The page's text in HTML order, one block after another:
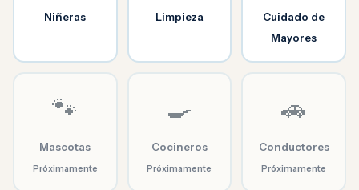
Niñeras Limpieza
Cuidado de
Mayores
🐾
Mascotas
Próximamente
🍳
Cocineros
Próximamente
🚗
Conductores
Próximamente